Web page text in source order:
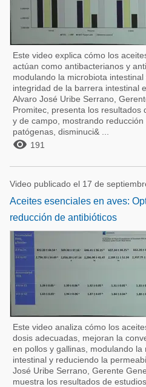
Este video explica cómo los
actúan como antibacterianos y
modulando la microbiota
integridad de la barrera intestinal
Alvaro José Uribe Serrano,
Promitec, presenta los resultados
y de campo, mostrando
patógenas, disminuci& ...
 191
Video publicado el 17 de
Aceites esenciales en aves:
reducción de antibióticos
Este video analiza cómo los
dosis adecuadas, mejoran la
en pollos y gallinas, modulando la
intestinal y reduciendo la
José Uribe Serrano, Gerente
muestra los resultados de